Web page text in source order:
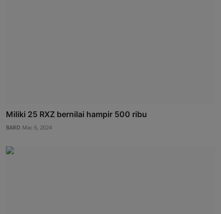
Miliki 25 RXZ bernilai hampir 500 ribu
BARD Mac 6, 2024